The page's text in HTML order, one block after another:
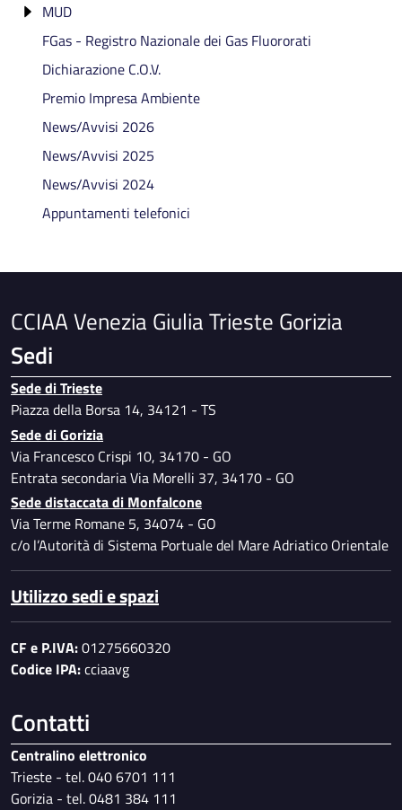
Categoria 3 bis - abrogata
Categoria 4
Categoria 4 bis
Categoria 5
Categoria 6
Categoria 8
Categoria 9
Affiancamento
Cessazione
RAEE Registro Produttori apparecchiature
elettriche ed elettroniche
Registro Nazionale Pile ed Accumulatori
MUD
MUD 2026: formazione gratuita
FGas - Registro Nazionale dei Gas Fluororati
Dichiarazione C.O.V.
Premio Impresa Ambiente
News/Avvisi 2026
News/Avvisi 2025
News/Avvisi 2024
Appuntamenti telefonici
CCIAA Venezia Giulia Trieste Gorizia
Sedi
Sede di Trieste
Piazza della Borsa 14, 34121 - TS
Sede di Gorizia
Via Francesco Crispi 10, 34170 - GO
Entrata secondaria Via Morelli 37, 34170 - GO
Sede distaccata di Monfalcone
Via Terme Romane 5, 34074 - GO
c/o l’Autorità di Sistema Portuale del Mare Adriatico Orientale
Utilizzo sedi e spazi
CF e P.IVA:01275660320
Codice IPA:cciaavg
Contatti
Centralino elettronico
Trieste - tel. 040 6701 111
Gorizia - tel. 0481 384 111